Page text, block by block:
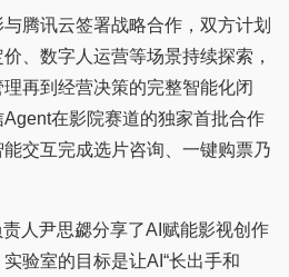
讯云签署战略合作，双方计划
、数字人运营等场景持续探索，
再到经营决策的完整智能化闭
在影院赛道的独家首批合作
交互完成选片咨询、一键购票乃
尹思勰分享了AI赋能影视创作
验室的目标是让AI“长出手和